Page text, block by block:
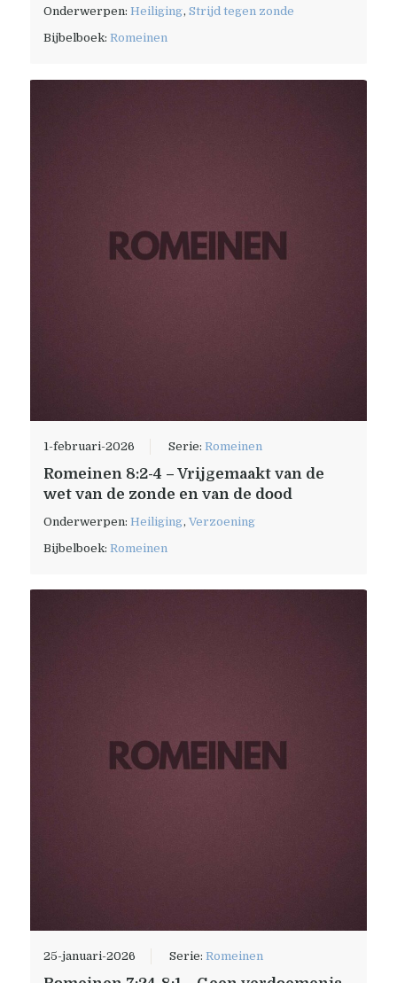
Onderwerpen:Heiliging,Strijd tegen zonde
Bijbelboek:Romeinen
1-februari-2026 Serie:Romeinen
Romeinen 8:2-4 – Vrijgemaakt van de
wet van de zonde en van de dood
Onderwerpen:Heiliging,Verzoening
Bijbelboek:Romeinen
25-januari-2026 Serie:Romeinen